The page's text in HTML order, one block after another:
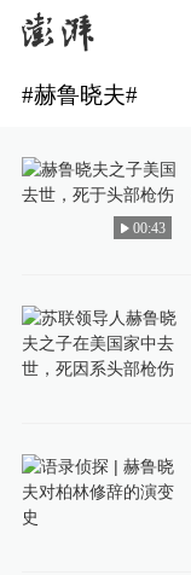
#赫鲁晓夫#
00:43